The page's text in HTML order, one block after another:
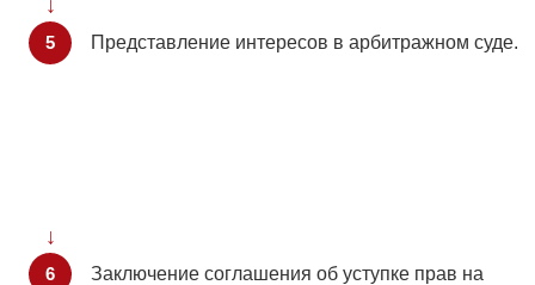
Представление интересов в арбитражном суде.
Заключение соглашения об уступке прав на